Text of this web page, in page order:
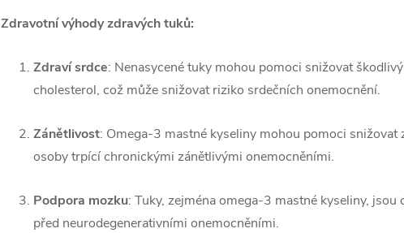
Zdravotní výhody zdravých tuků:
Zdraví srdce: Nenasycené tuky mohou pomoci snižovat
cholesterol, což může snižovat riziko srdečních onemocnění.
Zánětlivost: Omega-3 mastné kyseliny mohou pomoci snižovat
osoby trpící chronickými zánětlivými onemocněními.
Podpora mozku: Tuky, zejména omega-3 mastné kyseliny,
před neurodegenerativními onemocněními.